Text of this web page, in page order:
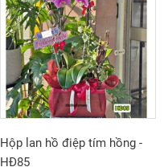
Hộp lan hồ điệp tím hồng -
HĐ85